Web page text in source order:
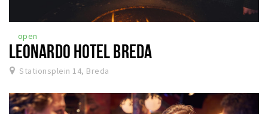
open
LEONARDO HOTEL BREDA
Stationsplein 14, Breda